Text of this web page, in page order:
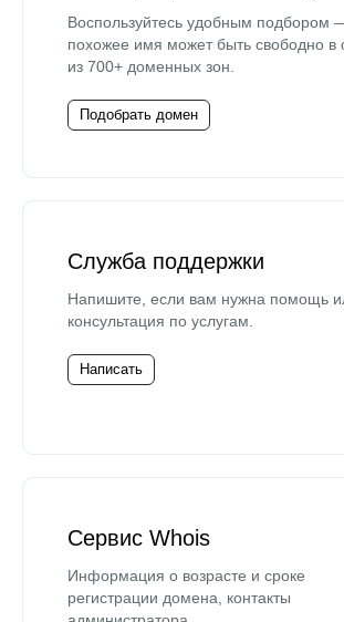
Воспользуйтесь удобным подбором
похожее имя может быть свободно в
из 700+ доменных зон.
Подобрать домен
Служба поддержки
Напишите, если вам нужна помощь
консультация по услугам.
Написать
Сервис Whois
Информация о возрасте и сроке
регистрации домена, контакты